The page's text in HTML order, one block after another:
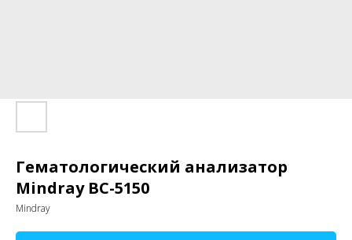
Гематологический анализатор
Mindray BC-5150
Mindray